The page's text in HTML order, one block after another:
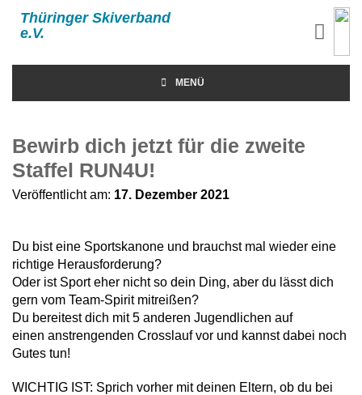
Thüringer Skiverband
e.V.
MENÜ
Bewirb dich jetzt für die zweite
Staffel RUN4U!
Veröffentlicht am: 17. Dezember 2021
Du bist eine Sportskanone und brauchst mal wieder eine
richtige Herausforderung?
Oder ist Sport eher nicht so dein Ding, aber du lässt dich
gern vom Team-Spirit mitreißen?
Du bereitest dich mit 5 anderen Jugendlichen auf
einen anstrengenden Crosslauf vor und kannst dabei noch
Gutes tun!
WICHTIG IST: Sprich vorher mit deinen Eltern, ob du bei